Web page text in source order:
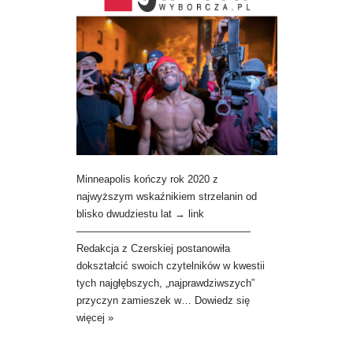
Minneapolis kończy rok 2020 z
najwyższym wskaźnikiem strzelanin od
blisko dwudziestu lat → link
—————————————————
Redakcja z Czerskiej postanowiła
dokształcić swoich czytelników w kwestii
tych najgłębszych, „najprawdziwszych”
przyczyn zamieszek w…
Dowiedz się
więcej »